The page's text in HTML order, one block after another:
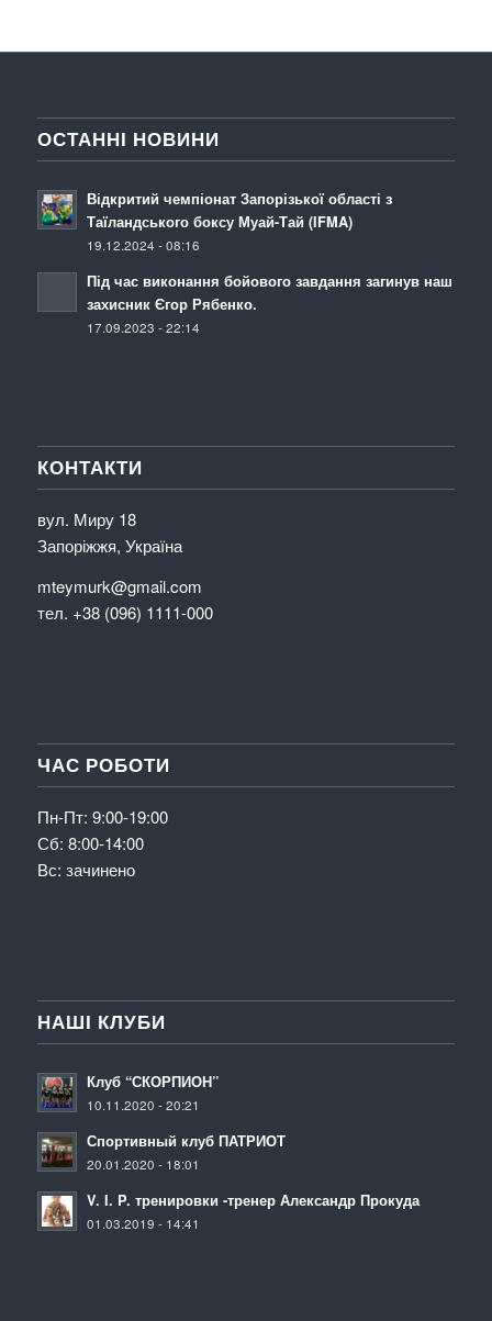
ОСТАННІ НОВИНИ
Відкритий чемпіонат Запорізької області з
Таїландського боксу Муай-Тай (IFMA)
19.12.2024 - 08:16
Під час виконання бойового завдання загинув наш
захисник Єгор Рябенко.
17.09.2023 - 22:14
КОНТАКТИ
вул. Миру 18
Запоріжжя, Україна
mteymurk@gmail.com
тел. +38 (096) 1111-000
ЧАС РОБОТИ
Пн-Пт: 9:00-19:00
Сб: 8:00-14:00
Вс: зачинено
НАШІ КЛУБИ
Клуб “СКОРПИОН”
10.11.2020 - 20:21
Спортивный клуб ПАТРИОТ
20.01.2020 - 18:01
V. I. P. тренировки -тренер Александр Прокуда
01.03.2019 - 14:41